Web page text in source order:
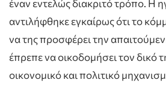
έναν εντελώς διακριτό τρόπο. Η
αντιλήφθηκε εγκαίρως ότι το
να της προσφέρει την
έπρεπε να οικοδομήσει τον δικό
οικονομικό και πολιτικό